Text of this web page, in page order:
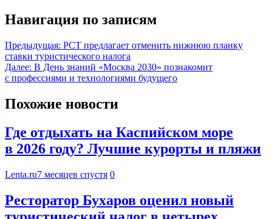
Навигация по записям
Предыдущая: РСТ предлагает отменить нижнюю планку
ставки туристического налога
Далее: В День знаний «Москва 2030» познакомит
с профессиями и технологиями будущего
Похожие новости
Где отдыхать на Каспийском море
в 2026 году? Лучшие курорты и пляжи
Lenta.ru7 месяцев спустя 0
Ресторатор Бухаров оценил новый